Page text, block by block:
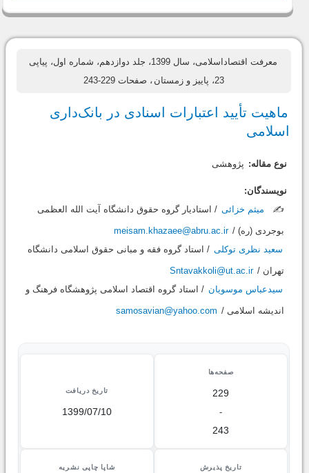
معرفت اقتصاداسلامی، سال 1399، جلد دوازدهم، شماره اول، پیاپی
23، پاییز و زمستان
، صفحات 229-243
ماهیت تأیید اعتبارات اسنادی در بانک‌داری
اسلامی
نوع مقاله: پژوهشی
نویسندگان:
✍️
میثم خزائی / استادیار گروه حقوق دانشگاه آیت الله العظمی
بوجردی (ره) / meisam.khazaee@abru.ac.ir
سعید نظری توکلی / استاد گروه فقه و مبانی حقوق اسلامی دانشگاه
تهران / Sntavakkoli@ut.ac.ir
سیدعباس موسویان / استاد گروه اقتصاد اسلامی پژوهشگاه فرهنگ و
اندیشه اسلامی / samosavian@yahoo.com
صفحه‌ها
229
-
243
تاریخ دریافت
1399/07/10
تاریخ پذیرش شاپا چاپی نشریه